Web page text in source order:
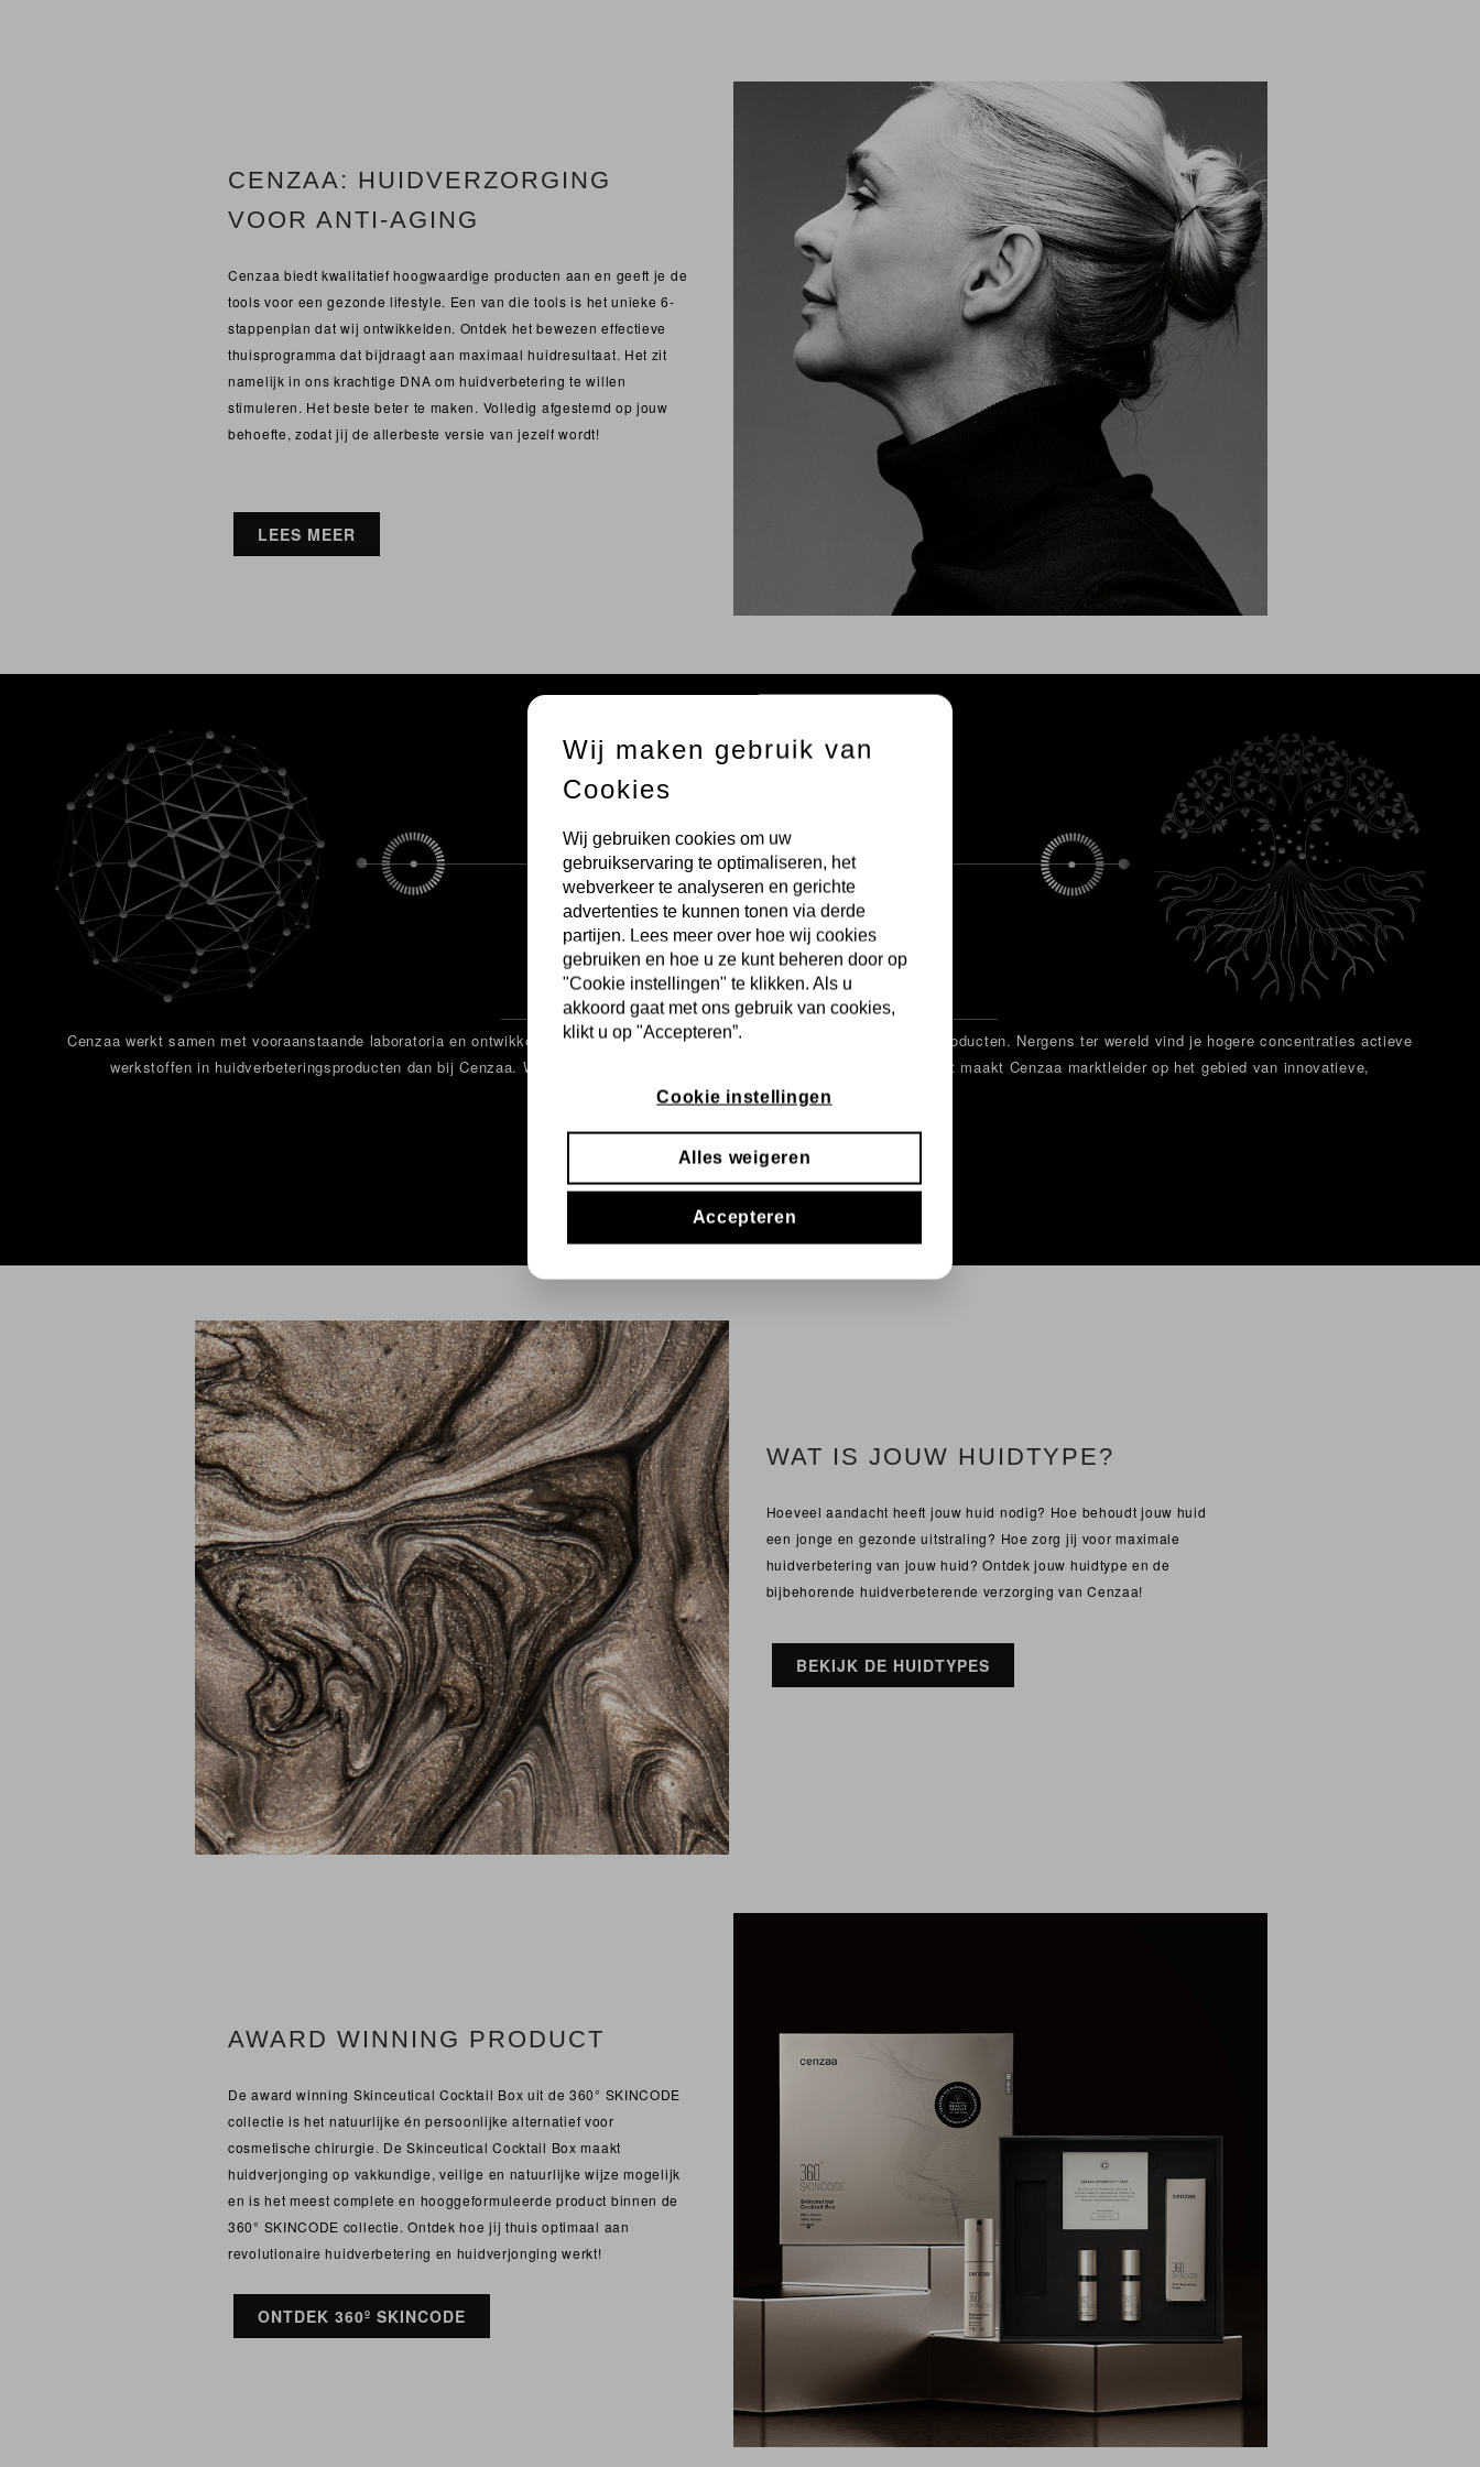
CENZAA: HUIDVERZORGING
VOOR ANTI-AGING
Cenzaa biedt kwalitatief hoogwaardige producten aan en geeft je de
tools voor een gezonde lifestyle. Een van die tools is het unieke 6-
stappenplan dat wij ontwikkelden. Ontdek het bewezen effectieve
thuisprogramma dat bijdraagt aan maximaal huidresultaat. Het zit
namelijk in ons krachtige DNA om huidverbetering te willen
stimuleren. Het beste beter te maken. Volledig afgestemd op jouw
behoefte, zodat jij de allerbeste versie van jezelf wordt!
LEES MEER
Cenzaa werkt samen met vooraanstaande laboratoria en ontwikkelt samen met hen veilige, revolutionaire huidverbeteringsproducten. Nergens ter wereld vind je hogere concentraties actieve
werkstoffen in huidverbeteringsproducten dan bij Cenzaa. We nemen het revolutionaire PCN2-systeem als basis en dat maakt Cenzaa marktleider op het gebied van innovatieve,
wetenschappelijk bewezen formules.
ONTDEK MEER
WAT IS JOUW HUIDTYPE?
Hoeveel aandacht heeft jouw huid nodig? Hoe behoudt jouw huid
een jonge en gezonde uitstraling? Hoe zorg jij voor maximale
huidverbetering van jouw huid? Ontdek jouw huidtype en de
bijbehorende huidverbeterende verzorging van Cenzaa!
BEKIJK DE HUIDTYPES
AWARD WINNING PRODUCT
De award winning Skinceutical Cocktail Box uit de 360° SKINCODE
collectie is het natuurlijke én persoonlijke alternatief voor
cosmetische chirurgie. De Skinceutical Cocktail Box maakt
huidverjonging op vakkundige, veilige en natuurlijke wijze mogelijk
en is het meest complete en hooggeformuleerde product binnen de
360° SKINCODE collectie. Ontdek hoe jij thuis optimaal aan
revolutionaire huidverbetering en huidverjonging werkt!
ONTDEK 360º SKINCODE
Wij maken gebruik van
Cookies
Wij gebruiken cookies om uw
gebruikservaring te optimaliseren, het
webverkeer te analyseren en gerichte
advertenties te kunnen tonen via derde
partijen. Lees meer over hoe wij cookies
gebruiken en hoe u ze kunt beheren door op
"Cookie instellingen" te klikken. Als u
akkoord gaat met ons gebruik van cookies,
klikt u op "Accepteren”.
Cookie instellingen
Alles weigeren
Accepteren